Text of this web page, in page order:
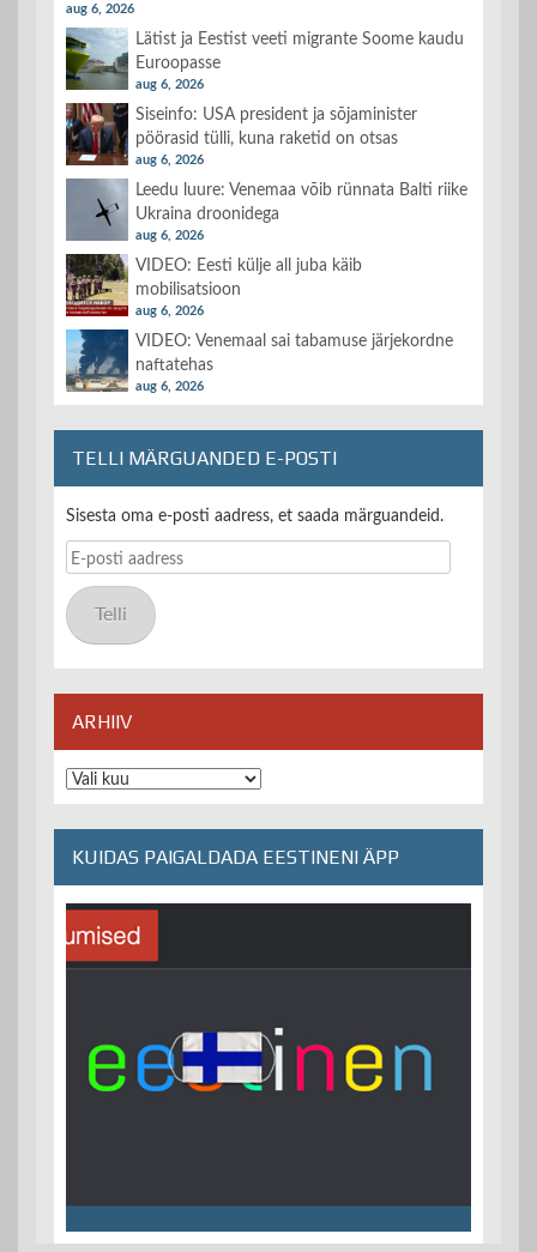
aug 6, 2026
Lätist ja Eestist veeti migrante Soome kaudu
Euroopasse
aug 6, 2026
Siseinfo: USA president ja sõjaminister
pöörasid tülli, kuna raketid on otsas
aug 6, 2026
Leedu luure: Venemaa võib rünnata Balti riike
Ukraina droonidega
aug 6, 2026
VIDEO: Eesti külje all juba käib
mobilisatsioon
aug 6, 2026
VIDEO: Venemaal sai tabamuse järjekordne
naftatehas
aug 6, 2026
TELLI MÄRGUANDED E-POSTI
Sisesta oma e-posti aadress, et saada märguandeid.
E-
posti
aadress
Telli
ARHIIV
Arhiiv
KUIDAS PAIGALDADA EESTINENI ÄPP